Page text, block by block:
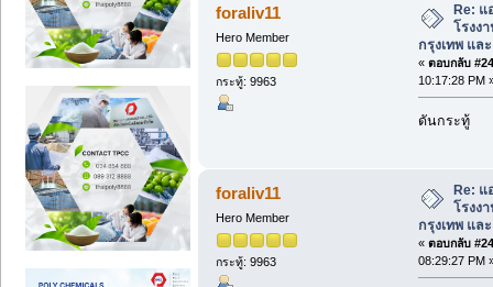
foraliv11
Hero Member
กระทู้: 9963
Re: แ
โรงง
กรุงเทพ แล
« ตอบกลับ
10:17:28 PM
ดันกระทู้
foraliv11
Hero Member
กระทู้: 9963
Re: แ
โรงง
กรุงเทพ แล
« ตอบกลับ
08:29:27 PM